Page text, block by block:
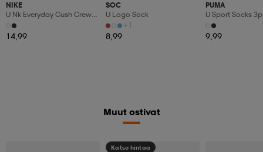
NIKE
U Nk Everyday Cush Crew
3pr
14,99
SOC
U Logo Sock
+1
8,99
PUMA
U Sport Socks 3p
9,99
Muut ostivat
Katso hintaa